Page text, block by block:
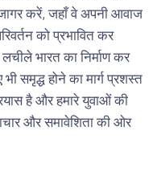
करें, जहाँ वे अपनी आवाज
को प्रभावित कर
भारत का निर्माण कर
समृद्ध होने का मार्ग प्रशस्त
है और हमारे युवाओं की
और समावेशिता की ओर